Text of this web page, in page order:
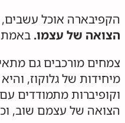
הקפיבארה אוכל
הצואה של עצמו.
צמחים מורכבים גם
מיחידות של גלוקוז,
וקופיברות מתמודדים
הצואה של עצמם שוב,